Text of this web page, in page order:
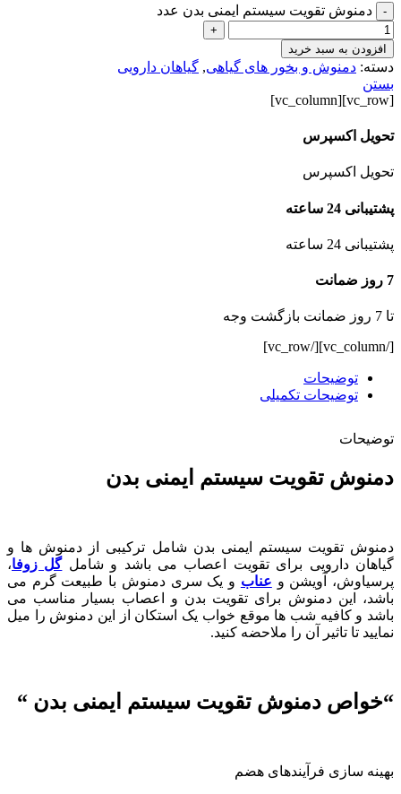
- دمنوش تقویت سیستم ایمنی بدن عدد
+
افزودن به سبد خرید
دسته: دمنوش و بخور های گیاهی, گیاهان دارویی
بستن
[vc_row][vc_column]
تحویل اکسپرس
تحویل اکسپرس
پشتیبانی 24 ساعته
پشتیبانی 24 ساعته
7 روز ضمانت
تا 7 روز ضمانت بازگشت وجه
[/vc_column][/vc_row]
توضیحات
توضیحات تکمیلی
توضیحات
دمنوش تقویت سیستم ایمنی بدن
دمنوش تقویت سیستم ایمنی بدن شامل ترکیبی از دمنوش ها و
گیاهان دارویی برای تقویت اعصاب می باشد و شاملگل زوفا،
پرسیاوش، آویشن و عناب و یک سری دمنوش با طبیعت گرم می
باشد، این دمنوش برای تقویت بدن و اعصاب بسیار مناسب می
باشد و کافیه شب ها موقع خواب یک استکان از این دمنوش را میل
نمایید تا تاثیر آن را ملاحضه کنید.
“خواص دمنوش تقویت سیستم ایمنی بدن “
بهینه سازی فرآیندهای هضم